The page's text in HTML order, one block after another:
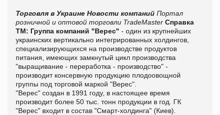
Торговля в Украине Новости компаний Портал
розничной и оптовой торговли TradeMaster Справка
ТМ: Группа компаний "Верес" - один из крупнейших
украинских вертикально интегрированных холдингов,
специализирующихся на производстве продуктов
питания, имеющих замкнутый цикл производства
"выращивание - переработка - производство" -
производит консервную продукцию плодоовощной
группы под торговой маркой "Верес".
"Верес" создан в 1991 году, в настоящее время
производит более 50 тыс. тонн продукции в год. ГК
"Верес" входит в состав "Смарт-холдинга" (Киев).